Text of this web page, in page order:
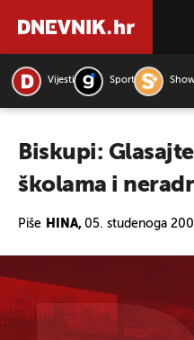
Vijesti Sport
Biskupi:
školama i
Piše HINA, 05. studenoga
PRETRAŽITE VIJESTI